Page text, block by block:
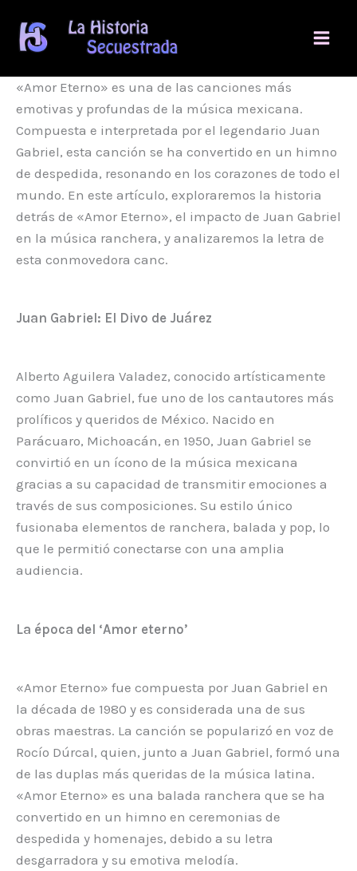
contenido
«Amor Eterno» es una de las canciones más
emotivas y profundas de la música mexicana.
Compuesta e interpretada por el legendario Juan
Gabriel, esta canción se ha convertido en un himno
de despedida, resonando en los corazones de todo el
mundo. En este artículo, exploraremos la historia
detrás de «Amor Eterno», el impacto de Juan Gabriel
en la música ranchera, y analizaremos la letra de
esta conmovedora canc.
Juan Gabriel: El Divo de Juárez
Alberto Aguilera Valadez, conocido artísticamente
como Juan Gabriel, fue uno de los cantautores más
prolíficos y queridos de México. Nacido en
Parácuaro, Michoacán, en 1950, Juan Gabriel se
convirtió en un ícono de la música mexicana
gracias a su capacidad de transmitir emociones a
través de sus composiciones. Su estilo único
fusionaba elementos de ranchera, balada y pop, lo
que le permitió conectarse con una amplia
audiencia.
La época del ‘Amor eterno’
«Amor Eterno» fue compuesta por Juan Gabriel en
la década de 1980 y es considerada una de sus
obras maestras. La canción se popularizó en voz de
Rocío Dúrcal, quien, junto a Juan Gabriel, formó una
de las duplas más queridas de la música latina.
«Amor Eterno» es una balada ranchera que se ha
convertido en un himno en ceremonias de
despedida y homenajes, debido a su letra
desgarradora y su emotiva melodía.